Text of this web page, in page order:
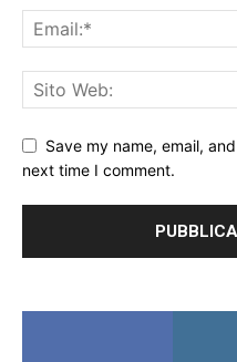
Save my name, email,
next time I comment.